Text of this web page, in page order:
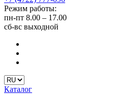
Режим работы:
пн-пт 8.00 – 17.00
сб-вс выходной
Каталог